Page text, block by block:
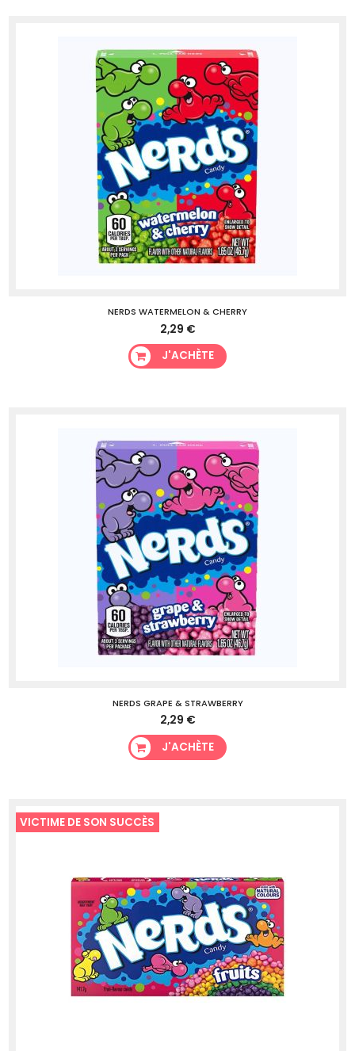
NERDS WATERMELON & CHERRY
2,29 €
J'ACHÈTE
NERDS GRAPE & STRAWBERRY
2,29 €
J'ACHÈTE
VICTIME DE SON SUCCÈS